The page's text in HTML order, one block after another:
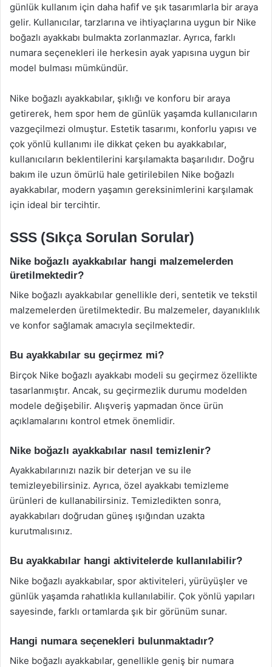
günlük kullanım için daha hafif ve şık tasarımlarla bir araya
gelir. Kullanıcılar, tarzlarına ve ihtiyaçlarına uygun bir Nike
boğazlı ayakkabı bulmakta zorlanmazlar. Ayrıca, farklı
numara seçenekleri ile herkesin ayak yapısına uygun bir
model bulması mümkündür.
Nike boğazlı ayakkabılar, şıklığı ve konforu bir araya
getirerek, hem spor hem de günlük yaşamda kullanıcıların
vazgeçilmezi olmuştur. Estetik tasarımı, konforlu yapısı ve
çok yönlü kullanımı ile dikkat çeken bu ayakkabılar,
kullanıcıların beklentilerini karşılamakta başarılıdır. Doğru
bakım ile uzun ömürlü hale getirilebilen Nike boğazlı
ayakkabılar, modern yaşamın gereksinimlerini karşılamak
için ideal bir tercihtir.
SSS (Sıkça Sorulan Sorular)
Nike boğazlı ayakkabılar hangi malzemelerden
üretilmektedir?
Nike boğazlı ayakkabılar genellikle deri, sentetik ve tekstil
malzemelerden üretilmektedir. Bu malzemeler, dayanıklılık
ve konfor sağlamak amacıyla seçilmektedir.
Bu ayakkabılar su geçirmez mi?
Birçok Nike boğazlı ayakkabı modeli su geçirmez özellikte
tasarlanmıştır. Ancak, su geçirmezlik durumu modelden
modele değişebilir. Alışveriş yapmadan önce ürün
açıklamalarını kontrol etmek önemlidir.
Nike boğazlı ayakkabılar nasıl temizlenir?
Ayakkabılarınızı nazik bir deterjan ve su ile
temizleyebilirsiniz. Ayrıca, özel ayakkabı temizleme
ürünleri de kullanabilirsiniz. Temizledikten sonra,
ayakkabıları doğrudan güneş ışığından uzakta
kurutmalısınız.
Bu ayakkabılar hangi aktivitelerde kullanılabilir?
Nike boğazlı ayakkabılar, spor aktiviteleri, yürüyüşler ve
günlük yaşamda rahatlıkla kullanılabilir. Çok yönlü yapıları
sayesinde, farklı ortamlarda şık bir görünüm sunar.
Hangi numara seçenekleri bulunmaktadır?
Nike boğazlı ayakkabılar, genellikle geniş bir numara